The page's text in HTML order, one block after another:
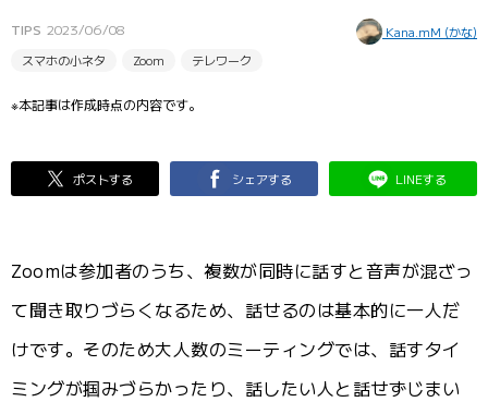
TIPS 2023/06/08
Kana.mM (かな)
スマホの小ネタ
Zoom テレワーク
※本記事は作成時点の内容です。
ポストする シェアする LINEする
Zoomは参加者のうち、複数が同時に話すと音声が混ざっ
て聞き取りづらくなるため、話せるのは基本的に一人だ
けです。そのため大人数のミーティングでは、話すタイ
ミングが掴みづらかったり、話したい人と話せずじまい